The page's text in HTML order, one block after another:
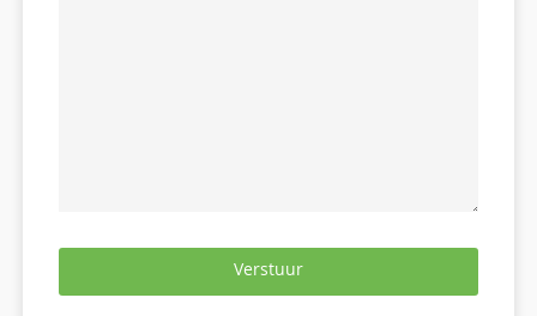
Verstuur